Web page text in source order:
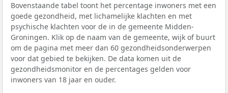
Bovenstaande tabel toont het percentage inwoners met een
goede gezondheid, met lichamelijke klachten en met
psychische klachten voor de in de gemeente Midden-
Groningen. Klik op de naam van de gemeente, wijk of buurt
om de pagina met meer dan 60 gezondheidsonderwerpen
voor dat gebied te bekijken. De data komen uit de
gezondheidsmonitor en de percentages gelden voor
inwoners van 18 jaar en ouder.